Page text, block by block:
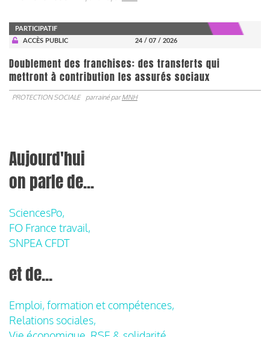
PARTICIPATIF
ACCÈS PUBLIC
24 / 07 / 2026
Doublement des franchises: des transferts qui
mettront à contribution les assurés sociaux
PROTECTION SOCIALE parrainé parMNH
Aujourd'hui
on parle de...
SciencesPo,
FO France travail,
SNPEA CFDT
et de...
Emploi, formation et compétences,
Relations sociales,